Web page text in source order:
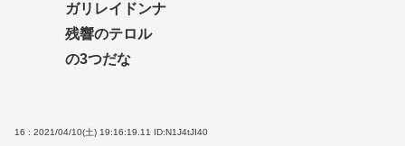
ガリレイドンナ
残響のテロル
の3つだな
16 : 2021/04/10(土) 19:16:19.11 ID:N1J4tJI40